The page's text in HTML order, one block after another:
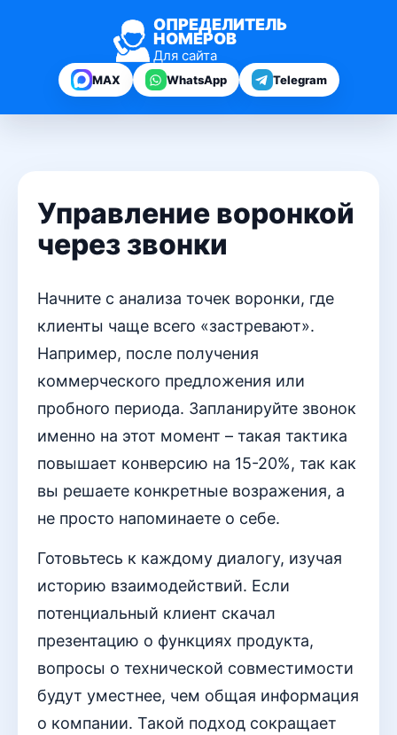
ОПРЕДЕЛИТЕЛЬ
НОМЕРОВ
Для сайта
MAX WhatsApp Telegram
Управление воронкой
через звонки
Начните с анализа точек воронки, где
клиенты чаще всего «застревают».
Например, после получения
коммерческого предложения или
пробного периода. Запланируйте звонок
именно на этот момент – такая тактика
повышает конверсию на 15-20%, так как
вы решаете конкретные возражения, а
не просто напоминаете о себе.
Готовьтесь к каждому диалогу, изучая
историю взаимодействий. Если
потенциальный клиент скачал
презентацию о функциях продукта,
вопросы о технической совместимости
будут уместнее, чем общая информация
о компании. Такой подход сокращает